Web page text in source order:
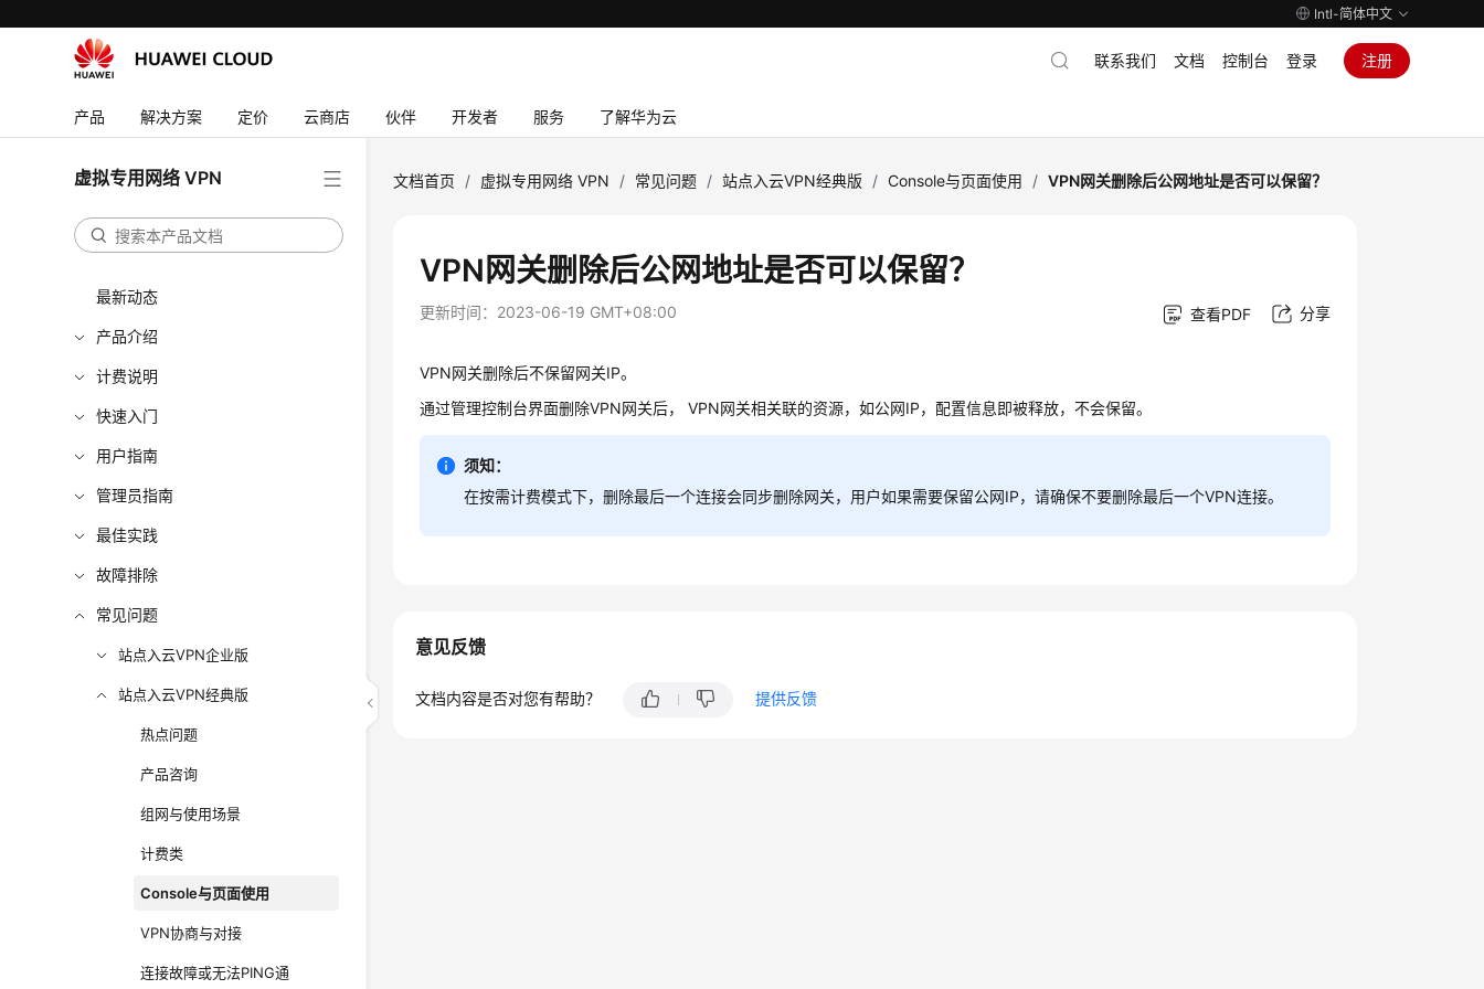
Intl-简体中文
产品 解决方案 定价 云商店 伙伴 开发者 服务 了解华为云
联系我们 文档 控制台 登录 注册
虚拟专用网络 VPN
最新动态
产品介绍
计费说明
快速入门
用户指南
管理员指南
最佳实践
故障排除
常见问题
站点入云VPN企业版
站点入云VPN经典版
热点问题
产品咨询
组网与使用场景
计费类
Console与页面使用
VPN协商与对接
连接故障或无法PING通
文档首页 / 虚拟专用网络 VPN / 常见问题 / 站点入云VPN经典版 / Console与页面使用 / VPN网关删除后公网地址是否可以保留？
VPN网关删除后公网地址是否可以保留？
更新时间： 2023-06-19 GMT+08:00 查看PDF 分享
VPN网关删除后不保留网关IP。
通过管理控制台界面删除VPN网关后， VPN网关相关联的资源，如公网IP，配置信息即被释放，不会保留。
须知：
在按需计费模式下，删除最后一个连接会同步删除网关，用户如果需要保留公网IP，请确保不要删除最后一个VPN连接。
意见反馈
文档内容是否对您有帮助？ 提供反馈